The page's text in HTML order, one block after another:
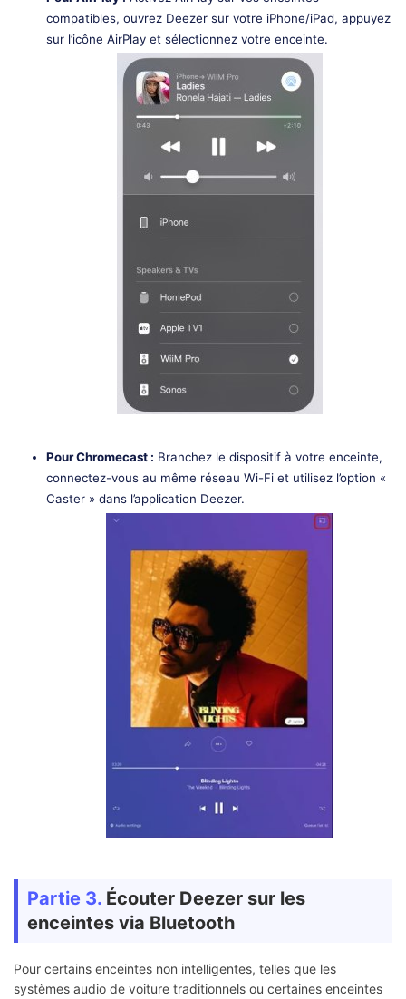
compatibles, ouvrez Deezer sur votre iPhone/iPad, appuyez
sur l’icône AirPlay et sélectionnez votre enceinte.
Pour Chromecast : Branchez le dispositif à votre enceinte,
connectez-vous au même réseau Wi-Fi et utilisez l’option «
Caster » dans l’application Deezer.
Partie 3. Écouter Deezer sur les
enceintes via Bluetooth
Pour certains enceintes non intelligentes, telles que les
systèmes audio de voiture traditionnels ou certaines enceintes